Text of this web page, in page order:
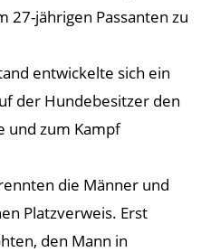
27-jährigen Passanten zu
entwickelte sich ein
der Hundebesitzer den
und zum Kampf
die Männer und
Platzverweis. Erst
den Mann in